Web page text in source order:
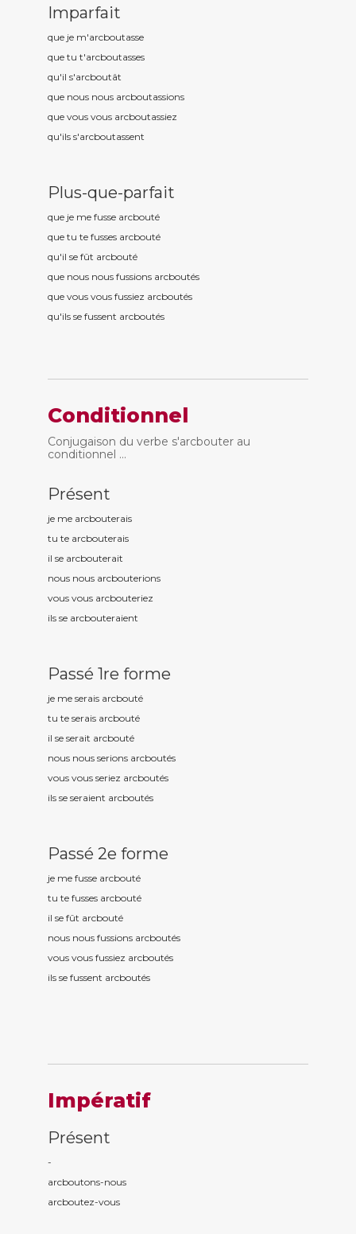
Imparfait
que je m'arcboutasse
que tu t'arcboutasses
qu'il s'arcboutât
que nous nous arcboutassions
que vous vous arcboutassiez
qu'ils s'arcboutassent
Plus-que-parfait
que je me fusse arcbouté
que tu te fusses arcbouté
qu'il se fût arcbouté
que nous nous fussions arcboutés
que vous vous fussiez arcboutés
qu'ils se fussent arcboutés
Conditionnel
Conjugaison du verbe s'arcbouter au
conditionnel ...
Présent
je me arcbouterais
tu te arcbouterais
il se arcbouterait
nous nous arcbouterions
vous vous arcbouteriez
ils se arcbouteraient
Passé 1re forme
je me serais arcbouté
tu te serais arcbouté
il se serait arcbouté
nous nous serions arcboutés
vous vous seriez arcboutés
ils se seraient arcboutés
Passé 2e forme
je me fusse arcbouté
tu te fusses arcbouté
il se fût arcbouté
nous nous fussions arcboutés
vous vous fussiez arcboutés
ils se fussent arcboutés
Impératif
Présent
-
arcboutons-nous
arcboutez-vous